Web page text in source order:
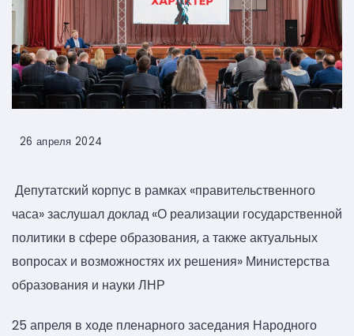
26 апреля 2024
Депутатский корпус в рамках «правительственного
часа» заслушал доклад «О реализации государственной
политики в сфере образования, а также актуальных
вопросах и возможностях их решения» Министерства
образования и науки ЛНР
25 апреля в ходе пленарного заседания Народного